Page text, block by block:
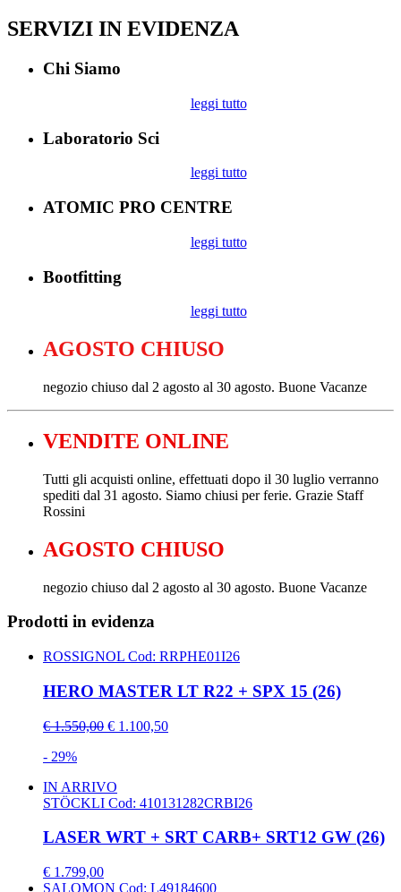
SERVIZI IN EVIDENZA
Chi Siamo
leggi tutto
Laboratorio Sci
leggi tutto
ATOMIC PRO CENTRE
leggi tutto
Bootfitting
leggi tutto
AGOSTO CHIUSO
negozio chiuso dal 2 agosto al 30 agosto. Buone Vacanze
VENDITE ONLINE
Tutti gli acquisti online, effettuati dopo il 30 luglio verranno
spediti dal 31 agosto. Siamo chiusi per ferie. Grazie Staff
Rossini
AGOSTO CHIUSO
negozio chiuso dal 2 agosto al 30 agosto. Buone Vacanze
Prodotti in evidenza
ROSSIGNOL Cod: RRPHE01I26
HERO MASTER LT R22 + SPX 15 (26)
€ 1.550,00 € 1.100,50
- 29%
IN ARRIVO
STÖCKLI Cod: 410131282CRBI26
LASER WRT + SRT CARB+ SRT12 GW (26)
€ 1.799,00
SALOMON Cod: L49184600